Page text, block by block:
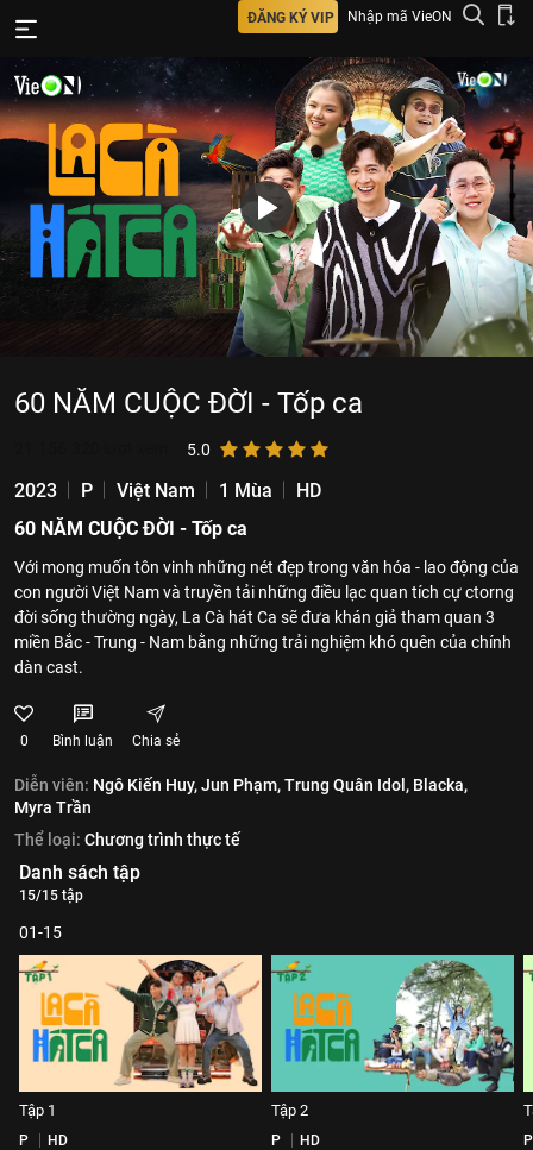
ĐĂNG KÝ VIP Nhập mã VieON
60 NĂM CUỘC ĐỜI - Tốp ca
5.0
2023 P Việt Nam 1 Mùa
HD
60 NĂM CUỘC ĐỜI - Tốp ca
Với mong muốn tôn vinh những nét đẹp trong văn hóa - lao động của
con người Việt Nam và truyền tải những điều lạc quan tích cự ctorng
đời sống thường ngày, La Cà hát Ca sẽ đưa khán giả tham quan 3
miền Bắc - Trung - Nam bằng những trải nghiệm khó quên của chính
dàn cast.
0 Bình luận Chia sẻ
Diễn viên: Ngô Kiến Huy,Jun Phạm,Trung Quân Idol, Blacka,
Myra Trần
Thể loại: Chương trình thực tế
Danh sách tập
15/15 tập
01-15
Tập 1
P HD
Tập 2
P HD P